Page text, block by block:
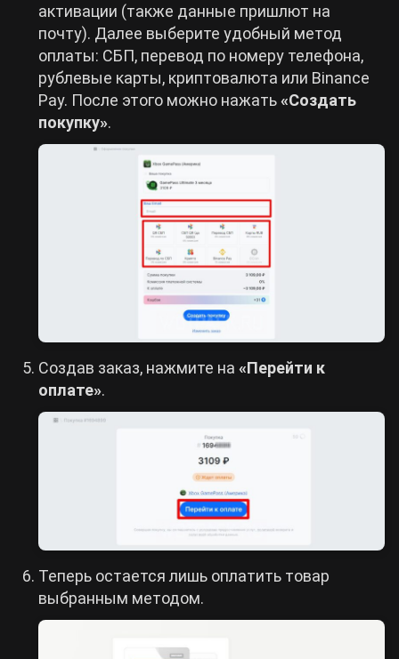
активации (также данные пришлют на
почту). Далее выберите удобный метод
оплаты: СБП, перевод по номеру телефона,
рублевые карты, криптовалюта или Binance
Pay. После этого можно нажать«Создать
покупку».
Создав заказ, нажмите на «Перейти к
оплате».
Теперь остается лишь оплатить товар
выбранным методом.